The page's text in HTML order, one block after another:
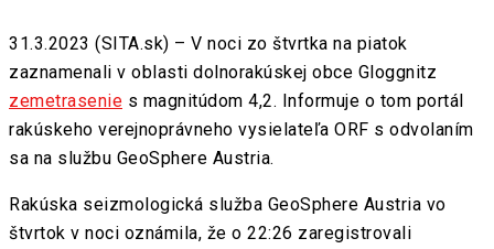
31.3.2023 (SITA.sk) – V noci zo štvrtka na piatok
zaznamenali v oblasti dolnorakúskej obce Gloggnitz
zemetrasenie s magnitúdom 4,2. Informuje o tom portál
rakúskeho verejnoprávneho vysielateľa ORF s odvolaním
sa na službu GeoSphere Austria.
Rakúska seizmologická služba GeoSphere Austria vo
štvrtok v noci oznámila, že o 22:26 zaregistrovali